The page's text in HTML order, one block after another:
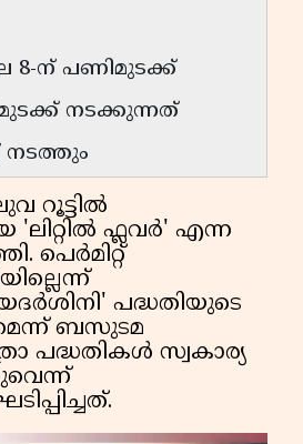
8-ന് പണിമുടക്ക്
നടക്കുന്നത്
നടത്തും
റൂട്ടിൽ
'ലിറ്റിൽ ഫ്ലവർ' എന്ന
പെർമിറ്റ്
പദ്ധതിയുടെ
ബസുടമ
പദ്ധതികൾ സ്വകാര്യ